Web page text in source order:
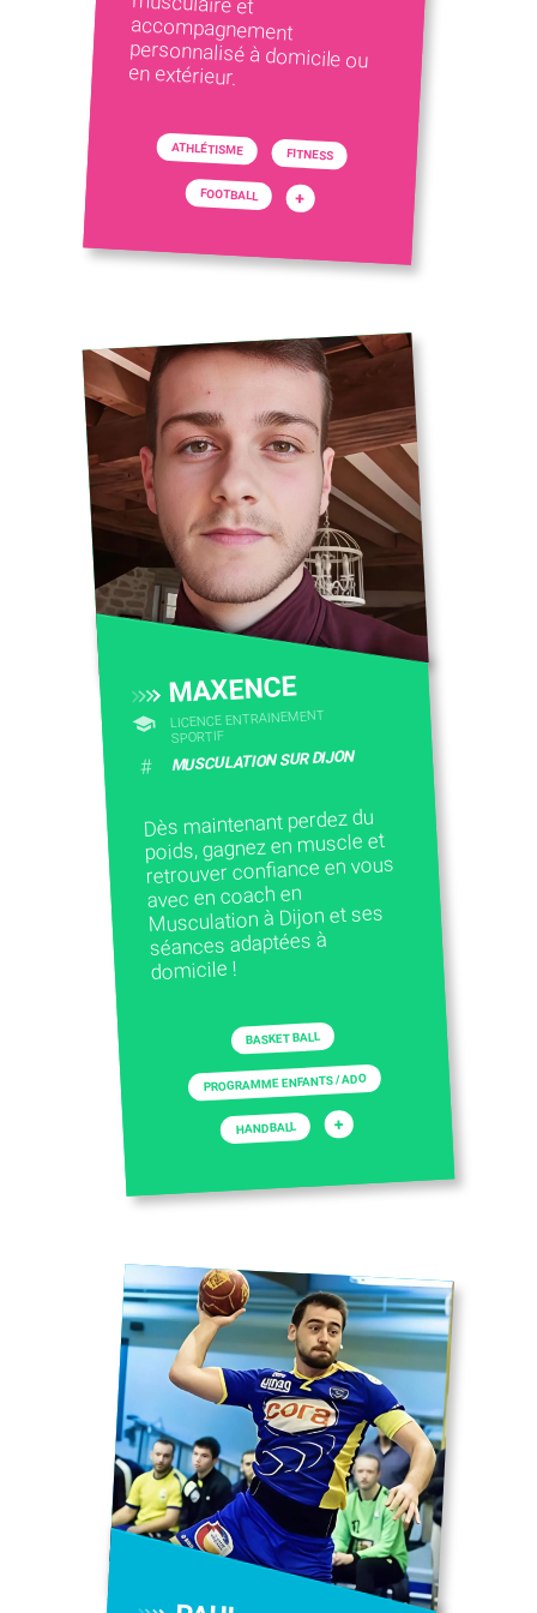
en extérieur.
ATHLÉTISME FITNESS
FOOTBALL +
MAXENCE
LICENCE ENTRAINEMENT
SPORTIF
# MUSCULATION SUR DIJON
Dès maintenant perdez du
poids, gagnez en muscle et
retrouver confiance en vous
avec en coach en
Musculation à Dijon et ses
séances adaptées à
domicile !
BASKET BALL
PROGRAMME ENFANTS / ADO
HANDBALL +